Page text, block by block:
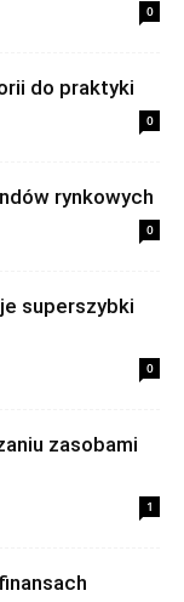
0
do praktyki
0
rynkowych
0
superszybki
0
zasobami
1